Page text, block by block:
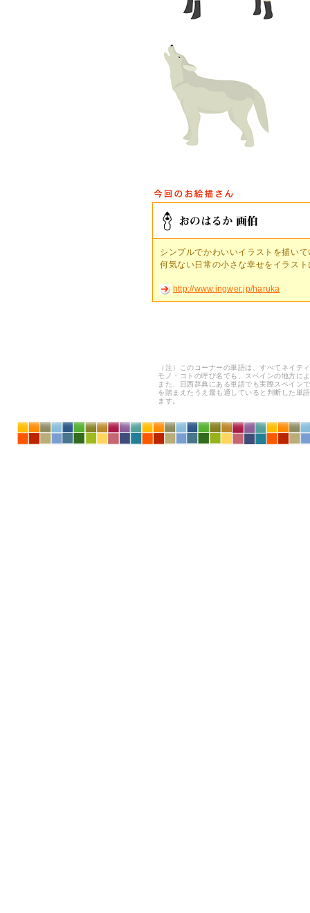
シンプルでかわいいイラストを描い
何気ない日常の小さな幸せをイラス
http://www.ingwer.jp/haruka
（注）このコーナーの単語は、すべてネイテ
モノ・コトの呼び名でも、スペインの地方に
また、日西辞典にある単語でも実際スペイン
を踏まえたうえ最も適していると判断した単
ます。